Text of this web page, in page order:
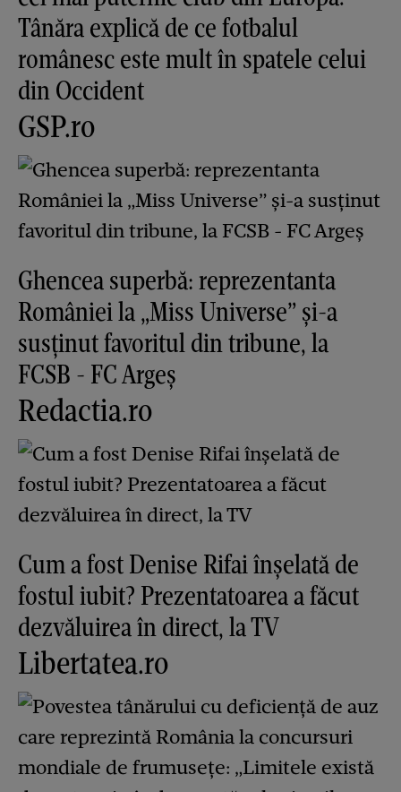
Tânăra explică de ce fotbalul
românesc este mult în spatele celui
din Occident
GSP.ro
Ghencea superbă: reprezentanta
României la „Miss Universe” și-a
susținut favoritul din tribune, la
FCSB - FC Argeș
Redactia.ro
Cum a fost Denise Rifai înșelată de
fostul iubit? Prezentatoarea a făcut
dezvăluirea în direct, la TV
Libertatea.ro